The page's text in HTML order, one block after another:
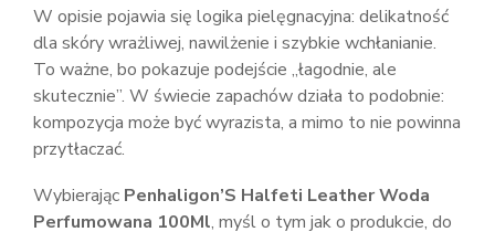
W opisie pojawia się logika pielęgnacyjna: delikatność
dla skóry wrażliwej, nawilżenie i szybkie wchłanianie.
To ważne, bo pokazuje podejście „łagodnie, ale
skutecznie”. W świecie zapachów działa to podobnie:
kompozycja może być wyrazista, a mimo to nie powinna
przytłaczać.
Wybierając Penhaligon’S Halfeti Leather Woda
Perfumowana 100Ml, myśl o tym jak o produkcie, do